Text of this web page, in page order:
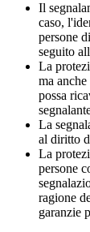
Il
caso,
persone
seguito
La
ma
possa
La
al diritto
La
persone
ragione
garanzie